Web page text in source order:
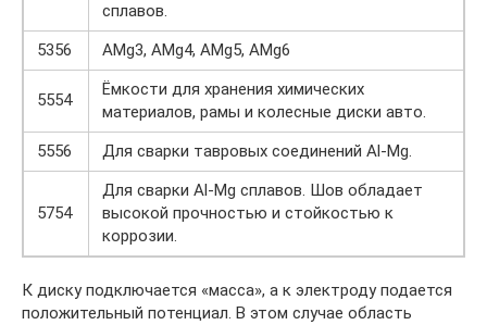
сплавов.
5356
AMg3, AMg4, AMg5, AMg6
5554
Ёмкости для хранения химических
материалов, рамы и колесные диски авто.
5556
Для сварки тавровых соединений Al-Mg.
5754
Для сварки Al-Mg сплавов. Шов обладает
высокой прочностью и стойкостью к
коррозии.
К диску подключается «масса», а к электроду подается
положительный потенциал. В этом случае область